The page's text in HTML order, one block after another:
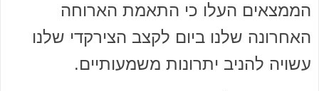
הממצאים העלו כי התאמת הארוחה
האחרונה שלנו ביום לקצב הצירקדי שלנו
עשויה להניב יתרונות משמעותיים.